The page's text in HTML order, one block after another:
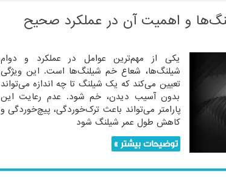
و اهمیت آن در عملکرد صحیح
یکی از مهم‌ترین عوامل در عملکرد و دوام
شیلنگ‌ها، شعاع خم شیلنگ‌ها است. این ویژگی
تعیین می‌کند که یک شیلنگ تا چه اندازه می‌تواند
بدون آسیب دیدن، خم شود. عدم رعایت این
پارامتر می‌تواند باعث ترک‌خوردگی، پیچ‌خوردگی و
کاهش طول عمر شیلنگ شود
توضیحات بیشتر »